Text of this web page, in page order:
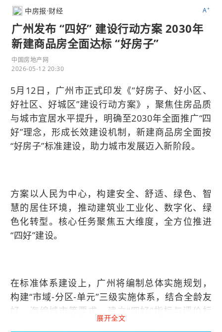
中房报·财经 A+
广州发布 “四好” 建设行动方案 2030年
新建商品房全面达标 “好房子”
中国房地产网
2026-05-12 20:30
5月12日，广州市正式印发《“好房子、好小区、
好社区、好城区”建设行动方案》，聚焦住房品质
与城市宜居水平提升，明确至2030年全面推广“四
好”理念，形成长效建设机制，新建商品房全面按
“好房子”标准建设，助力城市发展迈入新阶段。
方案以人民为中心，构建安全、舒适、绿色、智
慧的居住环境，推动建筑业工业化、数字化、绿
色化转型。核心任务聚焦五大维度，全方位推进
“四好”建设。
在标准体系建设上，广州将编制总体实施规划，
构建“市域-分区-单元”三级实施体系，结合全龄友
好、海绵城市等要求，建立“四好”指标与评价标
准，探索“评星定级”机制，完善智能建造、绿色低
展开全文